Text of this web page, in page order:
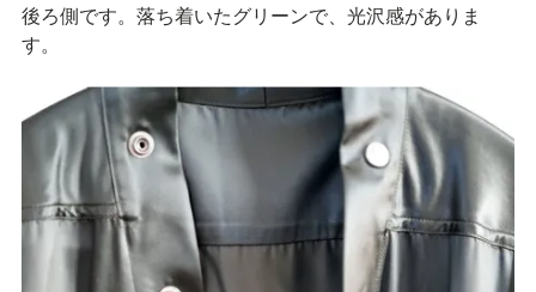
後ろ側です。落ち着いたグリーンで、光沢感がありま
す。